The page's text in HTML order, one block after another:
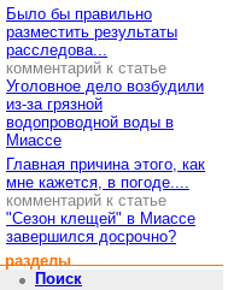
Было бы правильно
разместить результаты
расследова...
комментарий к статье
Уголовное дело возбудили
из-за грязной
водопроводной воды в
Миассе
Главная причина этого, как
мне кажется, в погоде....
комментарий к статье
"Сезон клещей" в Миассе
завершился досрочно?
разделы
Поиск